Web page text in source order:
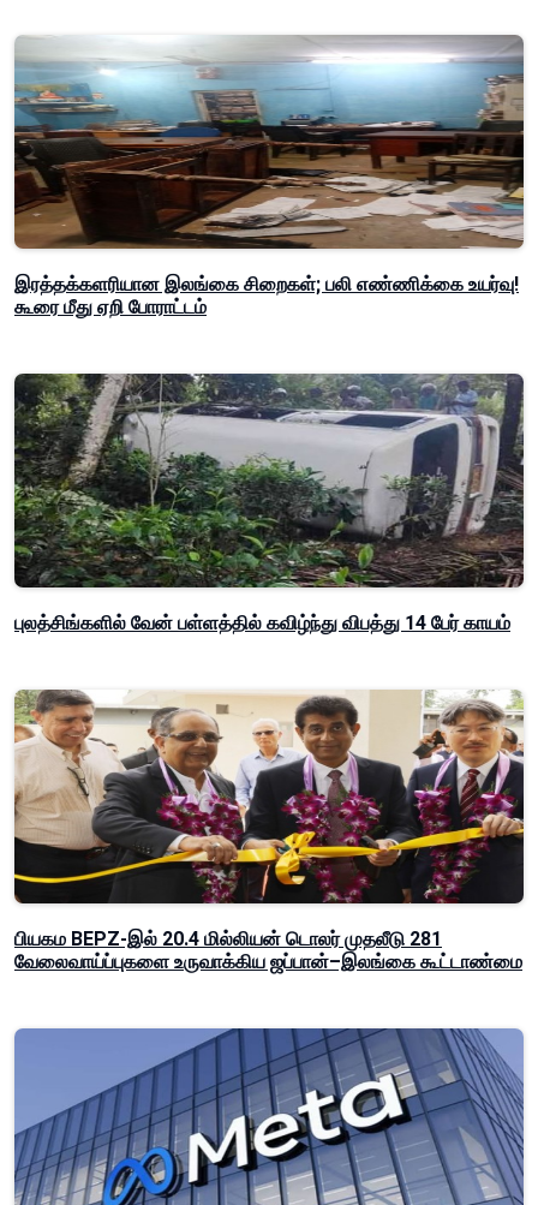
இரத்தக்களரியான இலங்கை சிறைகள்; பலி எண்ணிக்கை உயர்வு!
கூரை மீது ஏறி போராட்டம்
புலத்சிங்களில் வேன் பள்ளத்தில் கவிழ்ந்து விபத்து 14 பேர் காயம்
பியகம BEPZ-இல் 20.4 மில்லியன் டொலர் முதலீடு 281
வேலைவாய்ப்புகளை உருவாக்கிய ஜப்பான்–இலங்கை கூட்டாண்மை